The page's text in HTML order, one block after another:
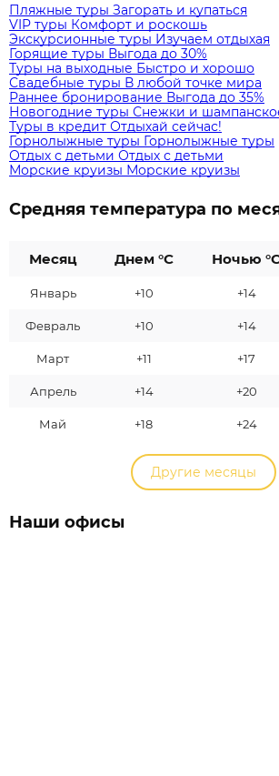
Пляжные туры Загорать и купаться
VIP туры Комфорт и роскошь
Экскурсионные туры Изучаем отдыхая
Горящие туры Выгода до 30%
Туры на выходные Быстро и хорошо
Свадебные туры В любой точке мира
Раннее бронирование Выгода до 35%
Новогодние туры Снежки и
Туры в кредит Отдыхай сейчас!
Горнолыжные туры Горнолыжные туры
Отдых с детьми Отдых с детьми
Морские круизы Морские круизы
Средняя температура по
Месяц Днем °C Ночью
Январь +10 +14
Февраль +10 +14
Март +11 +17
Апрель +14 +20
Май +18 +24
Другие месяцы
Наши офисы